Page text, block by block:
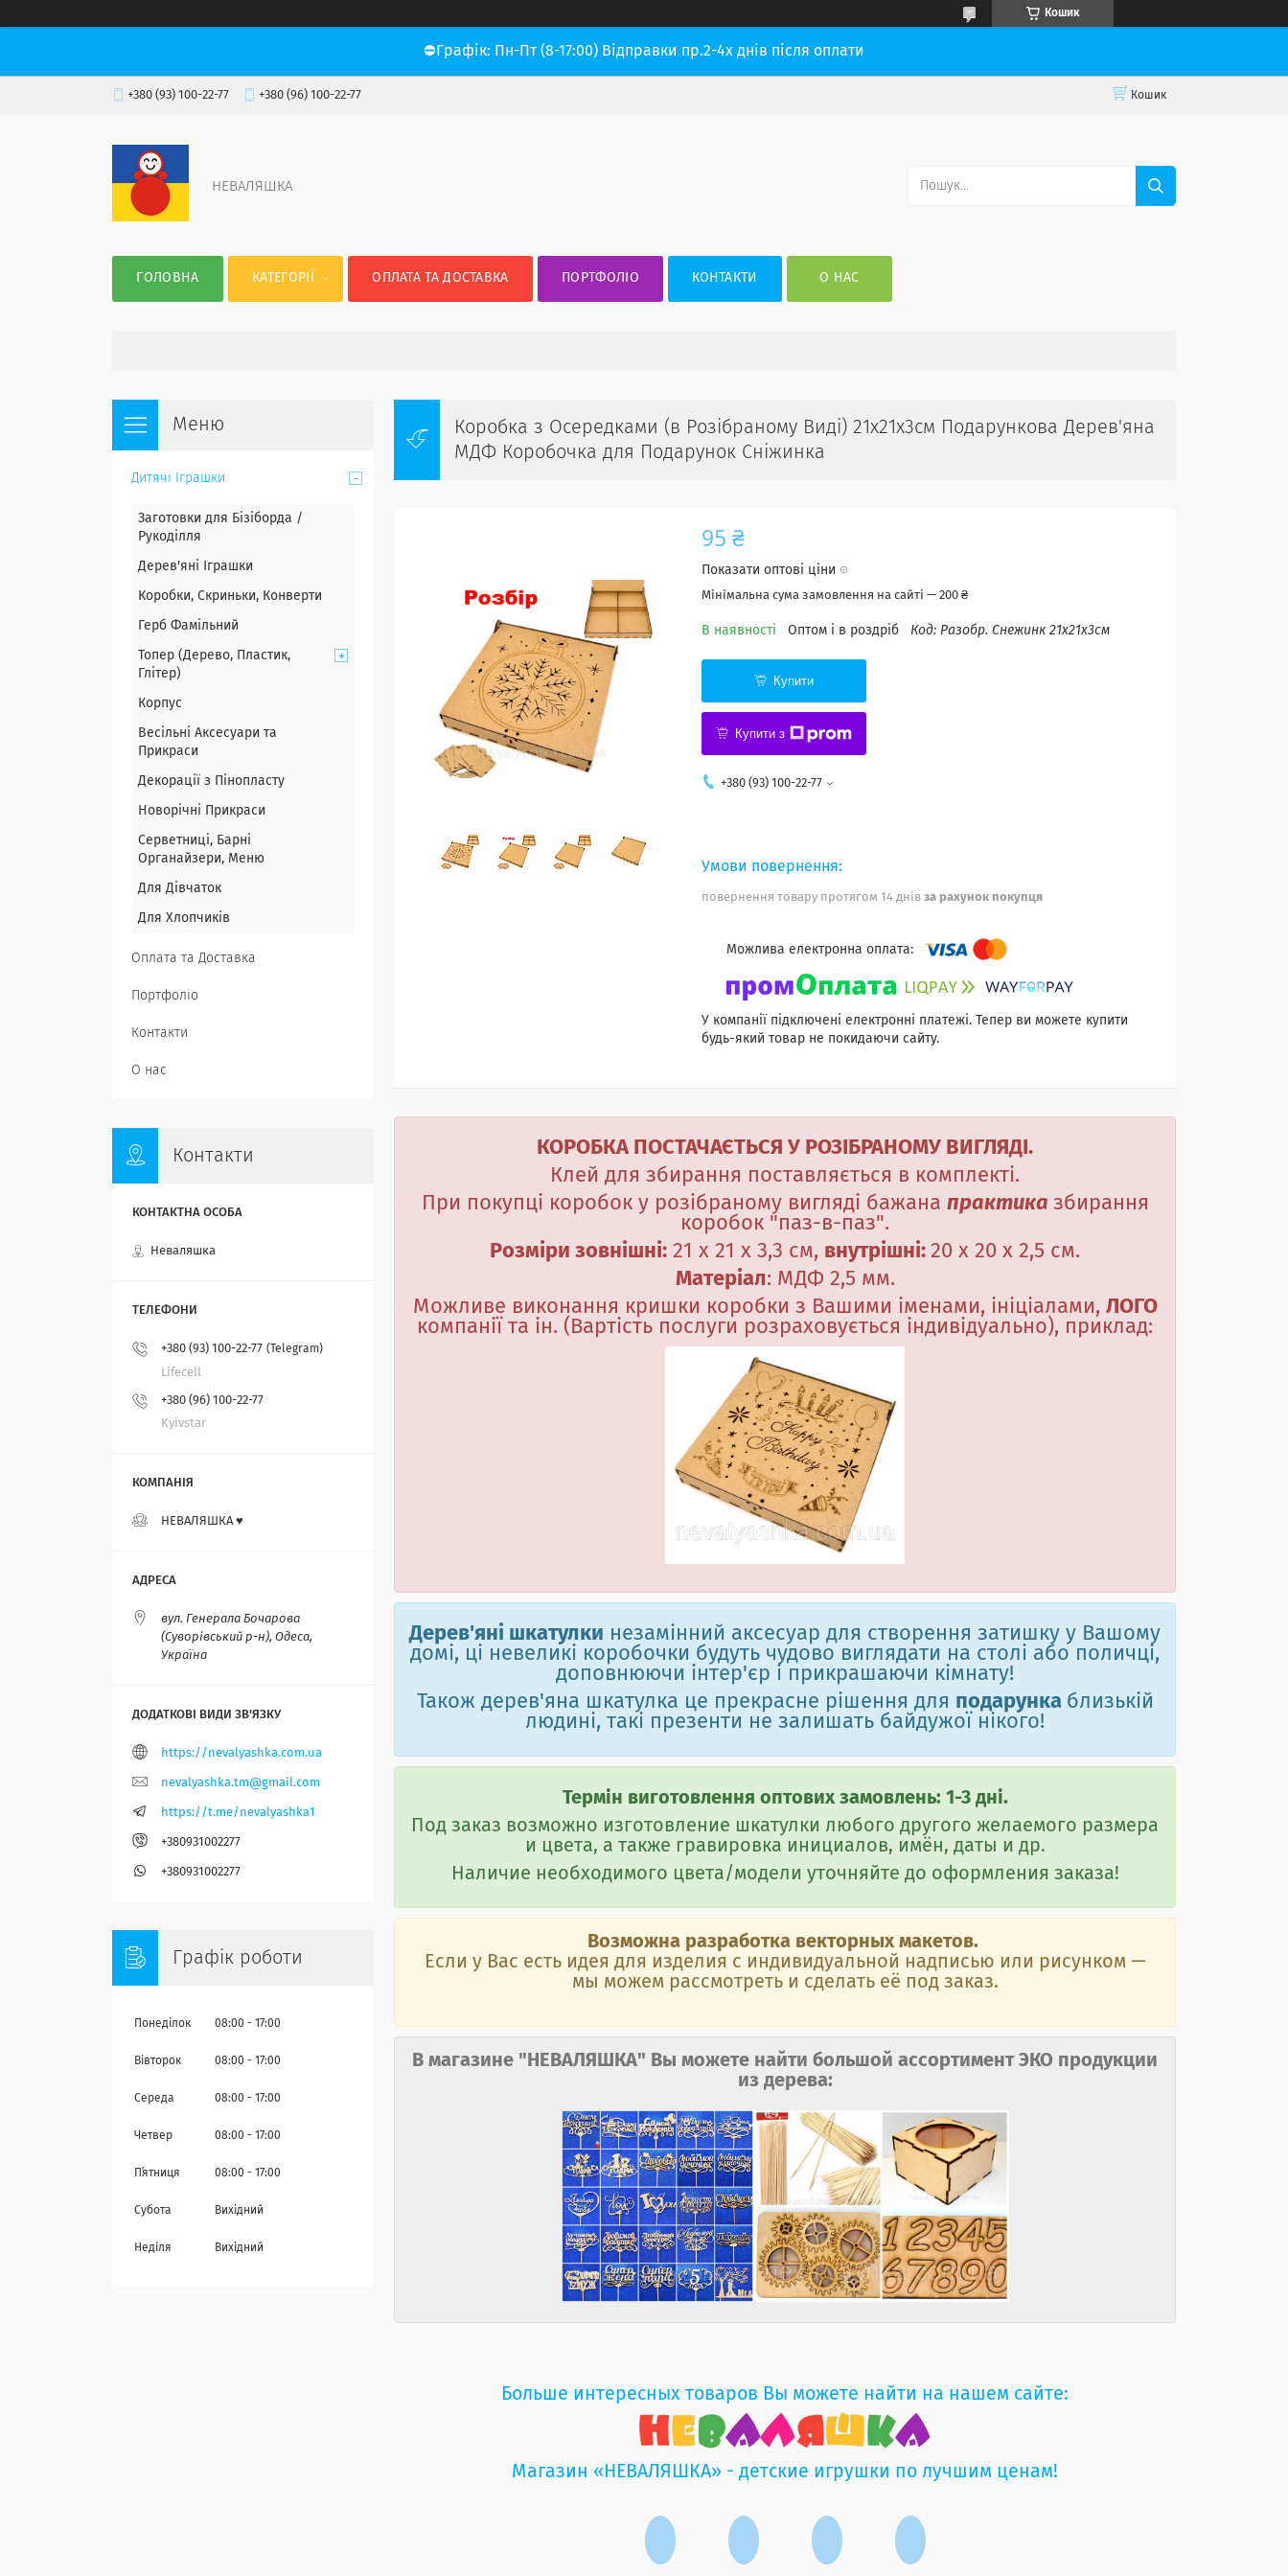
Кошик
⛔Графік: Пн-Пт (8-17:00) Відправки пр.2-4х днів після оплати
+380 (93) 100-22-77 +380 (96) 100-22-77 Кошик
НЕВАЛЯШКА
ГОЛОВНА КАТЕГОРІЇ ОПЛАТА ТА ДОСТАВКА ПОРТФОЛІО КОНТАКТИ О НАС
Коробка з Осередками (в Розібраному Виді) 21х21х3см Подарункова Дерев'яна
МДФ Коробочка для Подарунок Сніжинка
95 ₴
Показати оптові ціни
Мінімальна сума замовлення на сайті — 200 ₴
В наявності Оптом і в роздріб Код: Разобр. Снежинк 21х21х3см
Купити
Купити з
+380 (93) 100-22-77
повернення товару протягом 14 днів за рахунок покупця
У компанії підключені електронні платежі. Тепер ви можете купити
будь-який товар не покидаючи сайту.
КОРОБКА ПОСТАЧАЄТЬСЯ У РОЗІБРАНОМУ ВИГЛЯДІ.
Клей для збирання поставляється в комплекті.
При покупці коробок у розібраному вигляді бажана практика збирання
коробок "паз-в-паз".
Розміри зовнішні: 21 х 21 х 3,3 см, внутрішні: 20 х 20 х 2,5 см.
Матеріал: МДФ 2,5 мм.
Можливе виконання кришки коробки з Вашими іменами, ініціалами, ЛОГО
компанії та ін. (Вартість послуги розраховується індивідуально), приклад:
Дерев'яні шкатулки незамінний аксесуар для створення затишку у Вашому
домі, ці невеликі коробочки будуть чудово виглядати на столі або поличці,
доповнюючи інтер'єр і прикрашаючи кімнату!
Також дерев'яна шкатулка це прекрасне рішення для подарунка близькій
людині, такі презенти не залишать байдужої нікого!
Термін виготовлення оптових замовлень: 1-3 дні.
Под заказ возможно изготовление шкатулки любого другого желаемого размера
и цвета, а также гравировка инициалов, имён, даты и др.
Наличие необходимого цвета/модели уточняйте до оформления заказа!
Возможна разработка векторных макетов.
Если у Вас есть идея для изделия с индивидуальной надписью или рисунком —
мы можем рассмотреть и сделать её под заказ.
В магазине "НЕВАЛЯШКА" Вы можете найти большой ассортимент ЭКО продукции
из дерева:
Больше интересных товаров Вы можете найти на нашем сайте:
Магазин «НЕВАЛЯШКА» - детские игрушки по лучшим ценам!
Дитячі Іграшки
Заготовки для Бізіборда /
Рукоділля
Дерев'яні Іграшки
Коробки, Скриньки, Конверти
Герб Фамільний
Топер (Дерево, Пластик,
Глітер)
Корпус
Весільні Аксесуари та
Прикраси
Декорації з Пінопласту
Новорічні Прикраси
Серветниці, Барні
Органайзери, Меню
Для Дівчаток
Для Хлопчиків
Оплата та Доставка
Портфоліо
Контакти
О нас
Контакти
Неваляшка
+380 (93) 100-22-77 Telegram
Lifecell
+380 (96) 100-22-77
Kyivstar
НЕВАЛЯШКА ♥️
вул. Генерала Бочарова
(Суворівський р-н), Одеса,
Україна
https://nevalyashka.com.ua
nevalyashka.tm@gmail.com
https://t.me/nevalyashka1
+380931002277
+380931002277
Графік роботи
Понеділок 08:00 17:00
Вівторок 08:00 17:00
Середа 08:00 17:00
Четвер 08:00 17:00
Пʼятниця 08:00 17:00
Субота Вихідний
Неділя Вихідний